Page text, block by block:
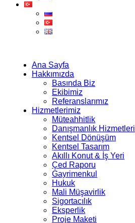
Ana Sayfa
Hakkımızda
Basında Biz
Ekibimiz
Referanslarımız
Hizmetlerimiz
Müteahhitlik
Danışmanlık Hizmetleri
Kentsel Dönüşüm
Kentsel Tasarım
Akıllı Konut & İş Yeri
Çed Raporu
Gayrimenkul
Hukuk
Mali Müşavirlik
Sigortacılık
Eksperlik
Proje Maketi